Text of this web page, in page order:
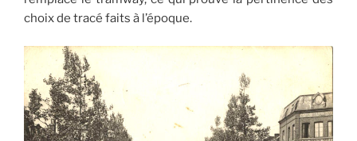
choix de tracé faits à l’époque.